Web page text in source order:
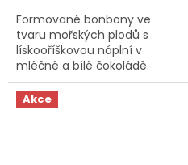
Formované bonbony ve
tvaru mořských plodů s
lískooříškovou náplní v
mléčné a bílé čokoládě.
Luxusní pochoutka pro
romantické chvíle.
Akce